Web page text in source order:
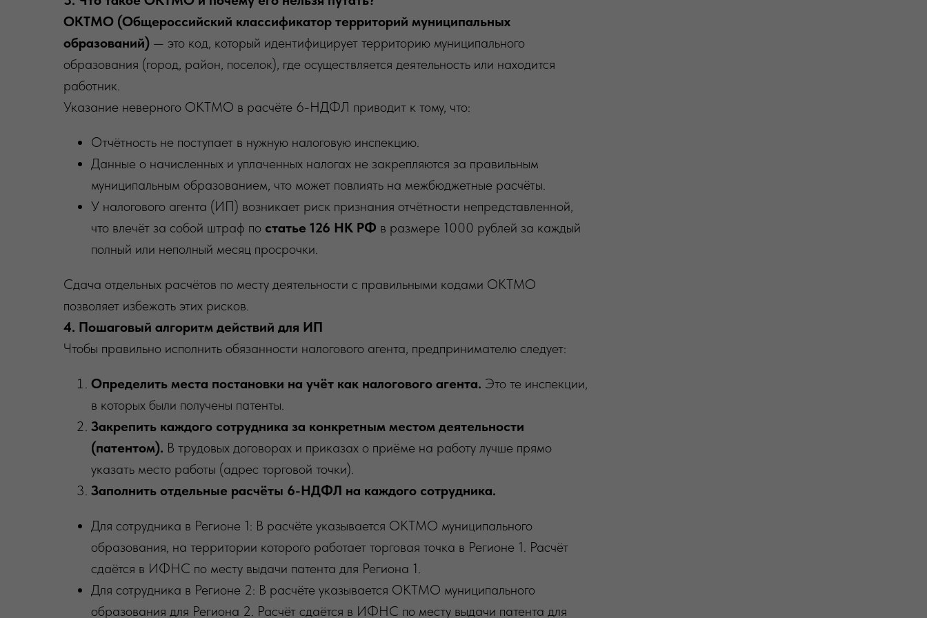
ОКТМО (Общероссийский классификатор территорий муниципальных
образований) — это код, который идентифицирует территорию муниципального
образования (город, район, поселок), где осуществляется деятельность или находится
работник.
Указание неверного ОКТМО в расчёте 6-НДФЛ приводит к тому, что:
Отчётность не поступает в нужную налоговую инспекцию.
Данные о начисленных и уплаченных налогах не закрепляются за правильным
муниципальным образованием, что может повлиять на межбюджетные расчёты.
У налогового агента (ИП) возникает риск признания отчётности непредставленной,
что влечёт за собой штраф по статье 126 НК РФ в размере 1000 рублей за каждый
полный или неполный месяц просрочки.
Сдача отдельных расчётов по месту деятельности с правильными кодами ОКТMO
позволяет избежать этих рисков.
4. Пошаговый алгоритм действий для ИП
Чтобы правильно исполнить обязанности налогового агента, предпринимателю следует:
Определить места постановки на учёт как налогового агента. Это те инспекции,
в которых были получены патенты.
Закрепить каждого сотрудника за конкретным местом деятельности
(патентом). В трудовых договорах и приказах о приёме на работу лучше прямо
указать место работы (адрес торговой точки).
Заполнить отдельные расчёты 6-НДФЛ на каждого сотрудника.
Для сотрудника в Регионе 1: В расчёте указывается ОКТМО муниципального
образования, на территории которого работает торговая точка в Регионе 1. Расчёт
сдаётся в ИФНС по месту выдачи патента для Региона 1.
Для сотрудника в Регионе 2: В расчёте указывается ОКТМО муниципального
образования для Региона 2. Расчёт сдаётся в ИФНС по месту выдачи патента для